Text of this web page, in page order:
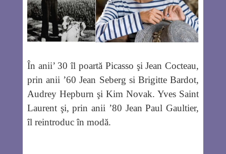
În anii’ 30 îl poartă Picasso şi Jean Cocteau,
prin anii ’60 Jean Seberg si Brigitte Bardot,
Audrey Hepburn şi Kim Novak. Yves Saint
Laurent şi, prin anii ’80 Jean Paul Gaultier,
îl reintroduc în modă.